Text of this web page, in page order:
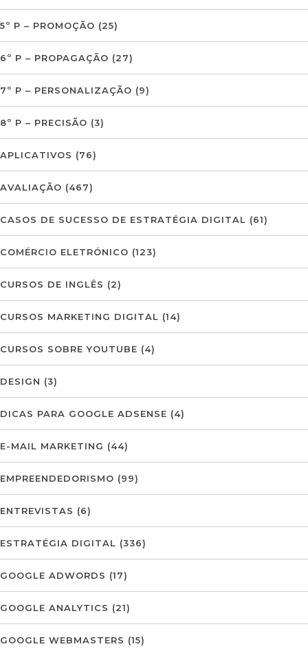
5º P – PROMOÇÃO (25)
6º P – PROPAGAÇÃO (27)
7º P – PERSONALIZAÇÃO (9)
8º P – PRECISÃO (3)
APLICATIVOS (76)
AVALIAÇÃO (467)
CASOS DE SUCESSO DE ESTRATÉGIA DIGITAL (61)
COMÉRCIO ELETRÓNICO (123)
CURSOS DE INGLÊS (2)
CURSOS MARKETING DIGITAL (14)
CURSOS SOBRE YOUTUBE (4)
DESIGN (3)
DICAS PARA GOOGLE ADSENSE (4)
E-MAIL MARKETING (44)
EMPREENDEDORISMO (99)
ENTREVISTAS (6)
ESTRATÉGIA DIGITAL (336)
GOOGLE ADWORDS (17)
GOOGLE ANALYTICS (21)
GOOGLE WEBMASTERS (15)